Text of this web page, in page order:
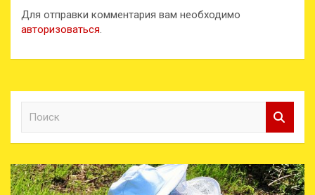
Для отправки комментария вам необходимо
авторизоваться.
к